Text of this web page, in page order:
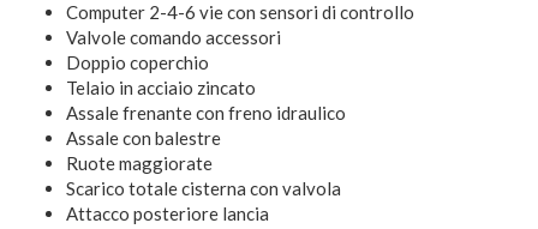
Computer 2-4-6 vie con sensori di controllo
Valvole comando accessori
Doppio coperchio
Telaio in acciaio zincato
Assale frenante con freno idraulico
Assale con balestre
Ruote maggiorate
Scarico totale cisterna con valvola
Attacco posteriore lancia